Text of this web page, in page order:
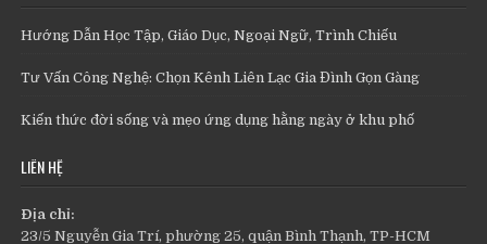
Hướng Dẫn Học Tập, Giáo Dục, Ngoại Ngữ, Trình Chiếu
Tư Vấn Công Nghệ: Chọn Kênh Liên Lạc Gia Đình Gọn Gàng
Kiến thức đời sống và mẹo ứng dụng hằng ngày ở khu phố
LIÊN HỆ
Địa chỉ:
23/5 Nguyễn Gia Trí, phường 25, quận Bình Thạnh, TP-HCM